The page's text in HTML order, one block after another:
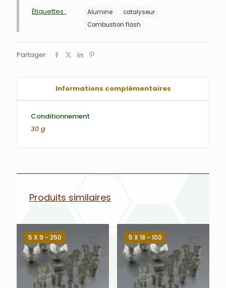
Étiquettes :
Alumine
catalyseur
Combustion flash
Partager
Informations complémentaires
Conditionnement
30 g
Produits similaires
5 X 9 - 250 5 X 18 - 100